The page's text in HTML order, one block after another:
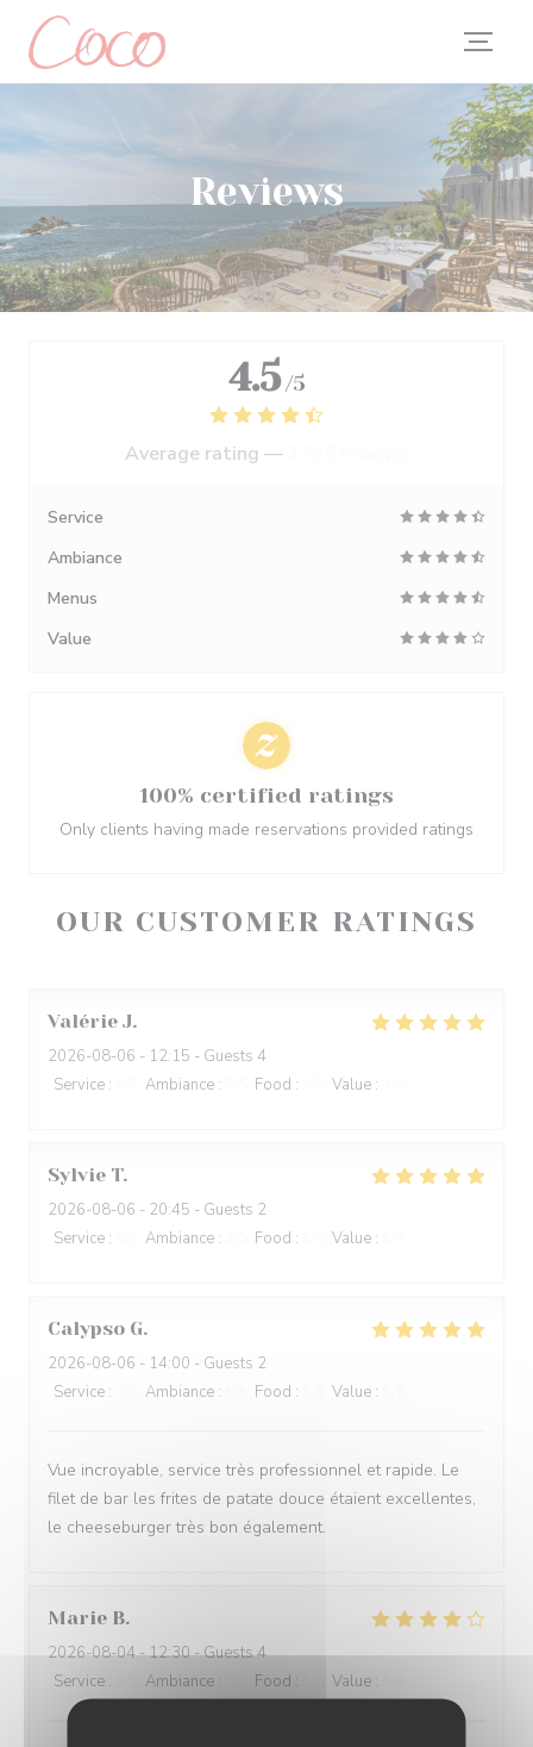
Personalizing your cookie choices
Reviews
OUR CUSTOMER RATINGS
Valérie J
2026-08-06 - 12:15 - Guests 4
Service : Ambiance : Food : Value :
Sylvie T
2026-08-06 - 20:45 - Guests 2
Service : Ambiance : Food : Value :
Calypso G
2026-08-06 - 14:00 - Guests 2
Service : Ambiance : Food : Value :
Vue incroyable, service très professionnel et rapide. Le
filet de bar les frites de patate douce étaient excellentes,
le cheeseburger très bon également.
Marie B
2026-08-04- 12:30 - Guests 4
Service : Ambiance : Food : Value :
4.5 /5
Average rating —
Service
Ambiance
Menus
Value
100% certified ratings
Only clients having made reservations provided ratings